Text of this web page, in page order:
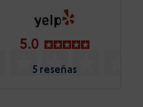
5.0
5 reseñas